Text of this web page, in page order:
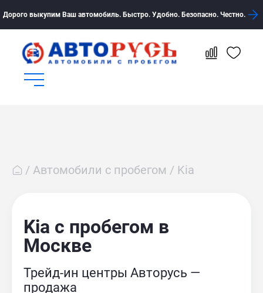
Дорого выкупим Ваш автомобиль. Быстро. Удобно. Безопасно. Честно.
Автомобили с пробегом Kia
Kia с пробегом в
Москве
Трейд-ин центры Авторусь —
продажа